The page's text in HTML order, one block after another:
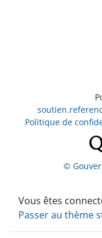
Politique de
©
Vous êtes
Passer au thème